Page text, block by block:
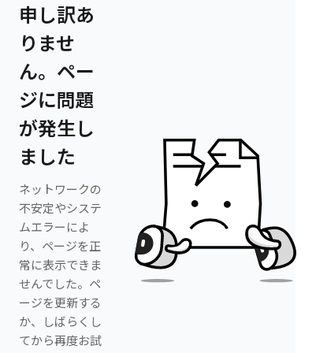
申し訳あ
りませ
ん。ペー
ジに問題
が発生し
ました
ネットワークの
不安定やシステ
ムエラーによ
り、ページを正
常に表示できま
せんでした。ペ
ージを更新する
か、しばらくし
てから再度お試